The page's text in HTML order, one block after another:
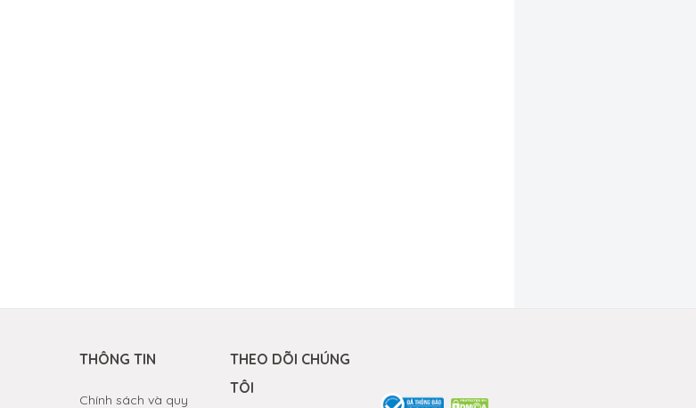
THÔNG TIN
Chính sách và quy
THEO DÕI CHÚNG
TÔI